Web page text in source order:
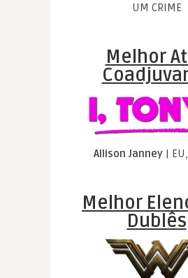
UM CRIME
Melhor
Allison Janney |
Melhor
Dublês